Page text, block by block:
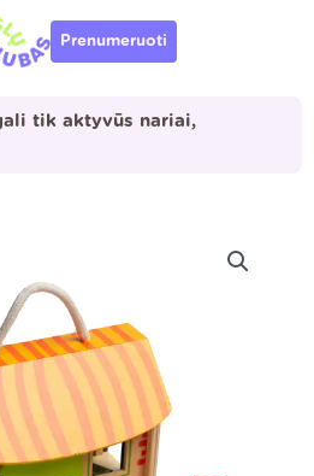
Prenumeruoti
tik aktyvūs nariai,